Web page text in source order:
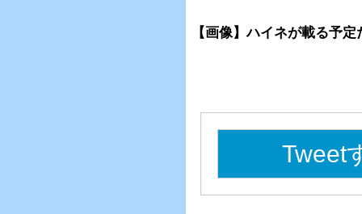
【画像】ハイネが載る予
Tweet